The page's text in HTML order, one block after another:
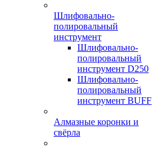
Шлифовально-
полировальный
инструмент
Шлифовально-
полировальный
инструмент D250
Шлифовально-
полировальный
инструмент BUFF
Алмазные коронки и
свёрла